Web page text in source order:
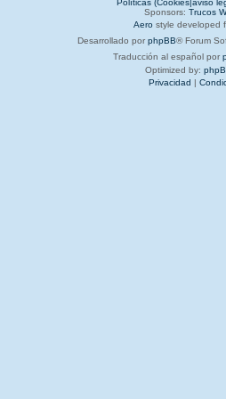
Sponsors: Trucos
Aero style developed
Desarrollado por phpBB® Forum
Traducción al español por
Optimized by:
Privacidad |